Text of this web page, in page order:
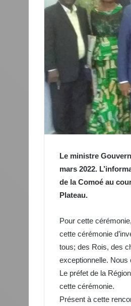
Le ministre
mars 2022.
de la Comoé au
Plateau.
Pour cette
cette cérémonie
tous; des Rois, des
exceptionnelle.
Le préfet de la
cette cérémonie.
Présent à cette